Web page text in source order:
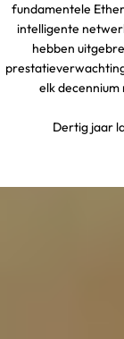
fundamentele
intelligente
hebben
elk
Dertig jaar